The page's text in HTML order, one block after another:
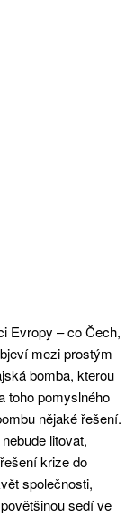
Evropy – co Čech,
mezi prostým
bomba, kterou
toho pomyslného
nějaké řešení.
litovat,
krize do
společnosti,
sedí ve